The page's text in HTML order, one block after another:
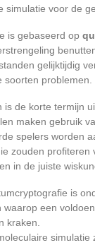
simulatie voor de
is gebaseerd op
gelijktijdig
soorten problemen.
is de korte termijn
maken gebruik
spelers worden
zouden
in de juiste
is
waarop een
kraken.
simulatie